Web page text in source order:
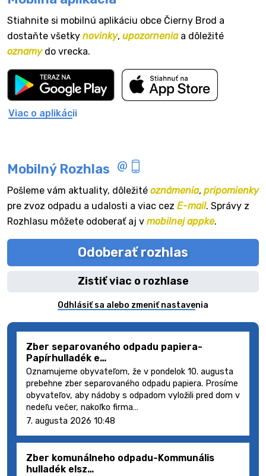
Stiahnite si mobilnú aplikáciu obce Čierny Brod a
dostaňte všetky novinky, upozorneniaa dôležité
oznamydo vrecka.
Viac o aplikácii
Mobilný Rozhlas
Pošleme vám aktuality, dôležité oznámenia, pripomienky
pre zvoz odpadu a udalosti a viac cez E-mail. Správy z
Rozhlasu môžete odoberať aj v mobilnej appke.
Odoberať rozhlas
Zistiť viac o rozhlase
Odhlásiť sa alebo zmeniť nastavenia
Zber separovaného odpadu papiera-
Papírhulladék e…
Oznamujeme obyvateľom, že v pondelok 10. augusta
prebehne zber separovaného odpadu papiera. Prosíme
obyvateľov, aby nádoby s odpadom vyložili pred dom v
nedeľu večer, nakoľko firma…
7. augusta 2026 10:48
Zber komunálneho odpadu-Kommunális
hulladék elsz…